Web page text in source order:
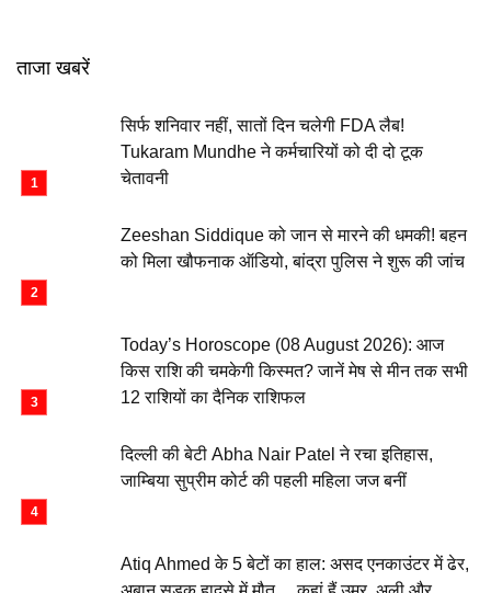
ताजा खबरें
सिर्फ शनिवार नहीं, सातों दिन चलेगी FDA लैब!
Tukaram Mundhe ने कर्मचारियों को दी दो टूक
चेतावनी
Zeeshan Siddique को जान से मारने की धमकी! बहन
को मिला खौफनाक ऑडियो, बांद्रा पुलिस ने शुरू की जांच
Today’s Horoscope (08 August 2026): आज
किस राशि की चमकेगी किस्मत? जानें मेष से मीन तक सभी
12 राशियों का दैनिक राशिफल
दिल्ली की बेटी Abha Nair Patel ने रचा इतिहास,
जाम्बिया सुप्रीम कोर्ट की पहली महिला जज बनीं
Atiq Ahmed के 5 बेटों का हाल: असद एनकाउंटर में ढेर,